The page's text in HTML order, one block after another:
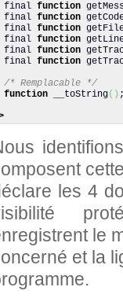
final
function
final
function
final
function
final
function
final
function
final
function
/* Remplacable */
function __toString( )
les 4
le
et la